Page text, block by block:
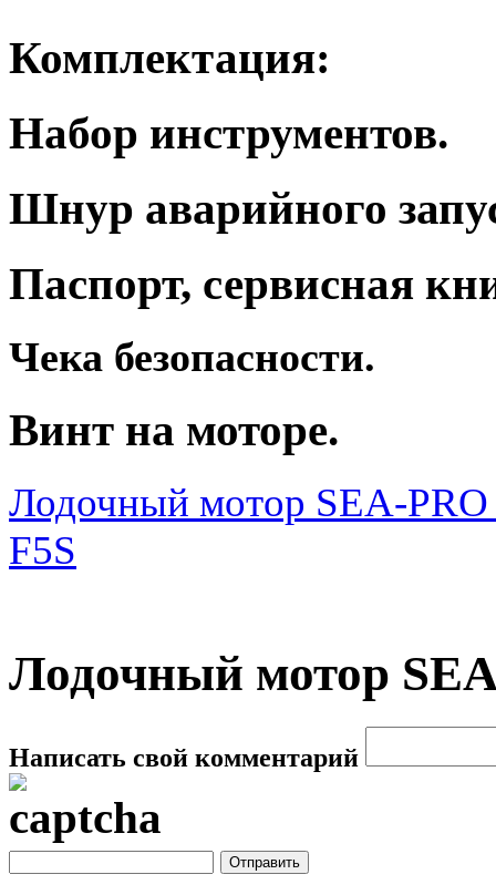
Комплектация:
Набор инструментов.
Шнур аварийного
Паспорт, сервисная
Чека безопасности.
Винт на моторе.
Лодочный мотор SEA-PRO
F5S
Лодочный мотор
Написать свой комментарий